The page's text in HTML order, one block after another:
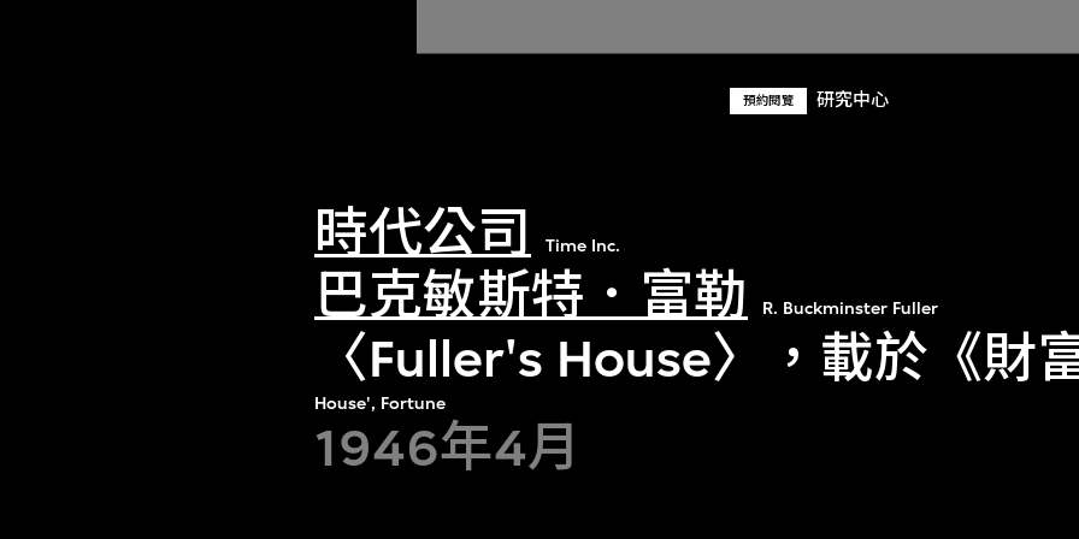
預約閱覽 研究中心
時代公司 Time Inc.
巴克敏斯特．富勒 R. Buckminster Fuller
〈Fuller's House〉，載於《財富
House', Fortune
1946年4月